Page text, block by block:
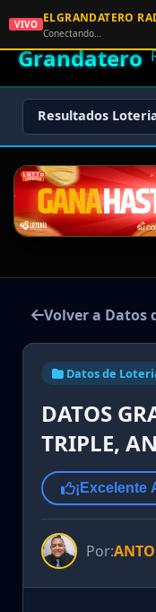
🌟 El
Grandatero
Resultados
Volver a Datos
Datos de
DATOS
TRIPLE,
¡Excelente
Por:
VIVO ELGRANDATERO
Conectando…